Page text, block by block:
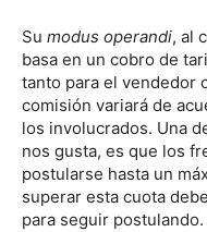
Su modus operandi, al
basa en un cobro de
tanto para el vendedor
comisión variará de
los involucrados. Una
nos gusta, es que los
postularse hasta un
superar esta cuota
para seguir postulando.